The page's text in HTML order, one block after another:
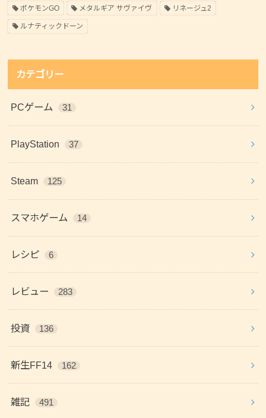
ポケモンGO メタルギア サヴァイヴ リネージュ2
ルナティックドーン
カテゴリー
PCゲーム 31
PlayStation 37
Steam 125
スマホゲーム 14
レシピ 6
レビュー 283
投資 136
新生FF14 162
雑記 491